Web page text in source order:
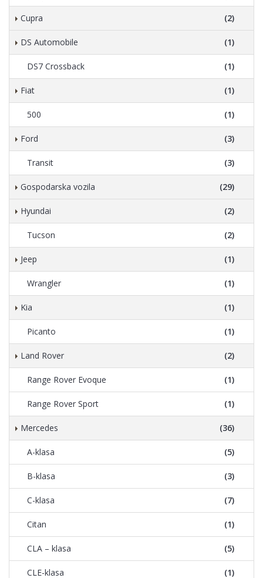
Cupra (2)
DS Automobile (1)
DS7 Crossback (1)
Fiat (1)
500 (1)
Ford (3)
Transit (3)
Gospodarska vozila (29)
Hyundai (2)
Tucson (2)
Jeep (1)
Wrangler (1)
Kia (1)
Picanto (1)
Land Rover (2)
Range Rover Evoque (1)
Range Rover Sport (1)
Mercedes (36)
A-klasa (5)
B-klasa (3)
C-klasa (7)
Citan (1)
CLA – klasa (5)
CLE-klasa (1)